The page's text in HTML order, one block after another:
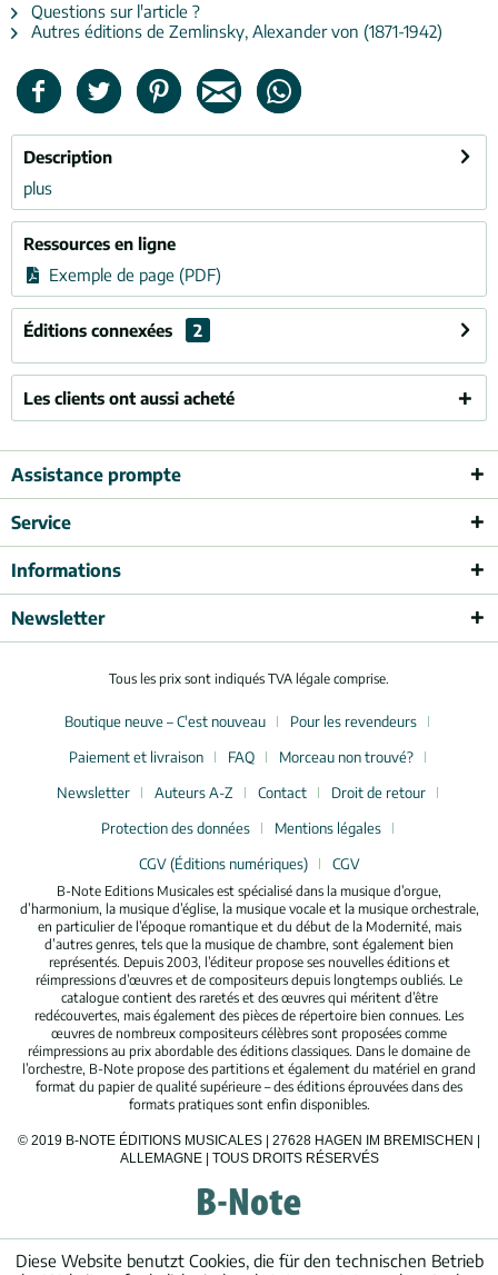
Questions sur l'article ?
Autres éditions de Zemlinsky, Alexander von (1871-1942)
Description
plus
Ressources en ligne
Exemple de page (PDF)
Éditions connexées 2
Les clients ont aussi acheté
Assistance prompte
Service
Informations
Newsletter
Tous les prix sont indiqués TVA légale comprise.
Boutique neuve – C'est nouveau
Pour les revendeurs
Paiement et livraison
FAQ
Morceau non trouvé?
Newsletter
Auteurs A-Z Contact
Droit de retour
Protection des données
Mentions légales
CGV (Éditions numériques)
CGV
B-Note Editions Musicales est spécialisé dans la musique d’orgue,
d’harmonium, la musique d’église, la musique vocale et la musique orchestrale,
en particulier de l’époque romantique et du début de la Modernité, mais
d’autres genres, tels que la musique de chambre, sont également bien
représentés. Depuis 2003, l’éditeur propose ses nouvelles éditions et
réimpressions d’œuvres et de compositeurs depuis longtemps oubliés. Le
catalogue contient des raretés et des œuvres qui méritent d’être
redécouvertes, mais également des pièces de répertoire bien connues. Les
œuvres de nombreux compositeurs célèbres sont proposées comme
réimpressions au prix abordable des éditions classiques. Dans le domaine de
l’orchestre, B-Note propose des partitions et également du matériel en grand
format du papier de qualité supérieure – des éditions éprouvées dans des
formats pratiques sont enfin disponibles.
© 2019 B-NOTE ÉDITIONS MUSICALES | 27628 HAGEN IM BREMISCHEN |
ALLEMAGNE | TOUS DROITS RÉSERVÉS
Diese Website benutzt Cookies, die für den technischen Betrieb